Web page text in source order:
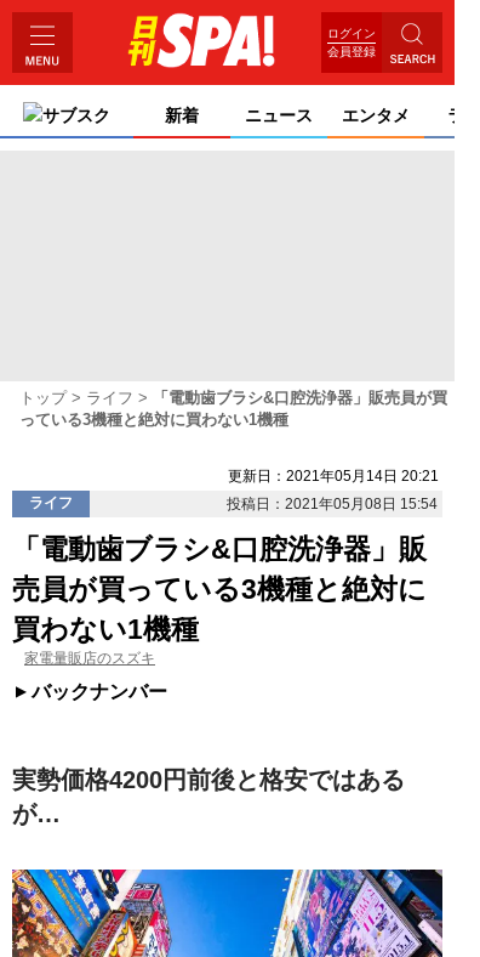
ログイン
会員登録
サブスク 新着 ニュース エンタメ ライ
トップ ライフ
「電動歯ブラシ&口腔洗浄器」販売員が買
っている3機種と絶対に買わない1機種
更新日：2021年05月14日 20:21
ライフ
投稿日：2021年05月08日 15:54
「電動歯ブラシ&口腔洗浄器」販
売員が買っている3機種と絶対に
買わない1機種
家電量販店のスズキ
バックナンバー
実勢価格4200円前後と格安ではある
が…